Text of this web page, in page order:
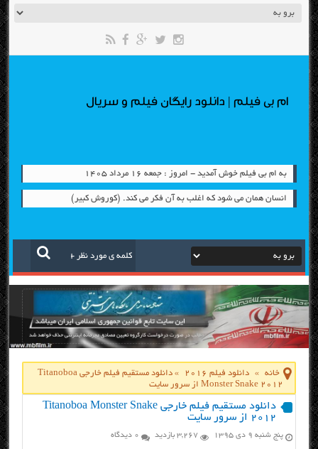
ام بی فیلم | دانلود رایگان فیلم و سریال
به ام بی فیلم خوش آمدید - امروز : جمعه ۱۶ مرداد ۱۴۰۵
انسان همان می شود که اغلب به آن فکر می کند. (کوروش کبیر)
خانه » دانلود فیلم 2016 »
دانلود مستقیم فیلم خارجی Titanoboa
Monster Snake 2012 از سرور سایت
دانلود مستقیم فیلم خارجی Titanoboa Monster Snake
2012 از سرور سایت
پنج شنبه ۹ دی ۱۳۹۵ 3,267 بازدید 0 دیدگاه